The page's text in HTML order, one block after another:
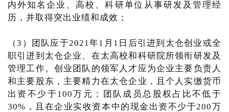
内外知名企业、高校、科研单位从事研发及管理经
历，并取得突出业绩和成效；
（3）团队应于2021年1月1日后引进到太仓创业或全
职引进到太仓企业、在太高校和科研院所领衔研发及
管理工作。创业团队的领军人才应为企业主要负责人
和主要股东，主要精力在太仓企业，且个人实缴货币
出资不少于100万元；团队成员总股权占比不低于
30%，且在企业实收资本中的现金出资不少于200万